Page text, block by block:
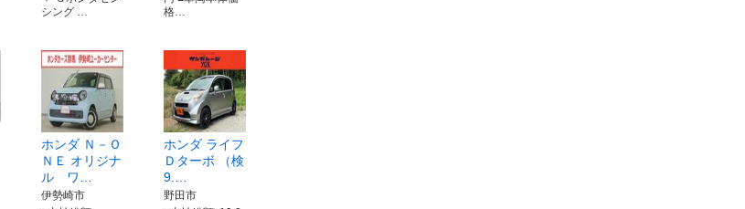
シング …
格…
ホンダ Ｎ－Ｏ
ＮＥ オリジナ
ル ワ…
伊勢崎市
ホンダ ライフ
Ｄターボ （検
9.…
野田市